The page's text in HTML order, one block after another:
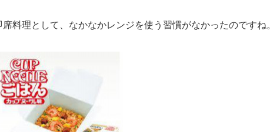
席料理として、なかなかレンジを使う習慣がなかったのですね。